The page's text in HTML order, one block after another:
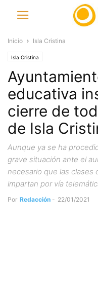
Inicio Isla Cristina
Isla Cristina
educativa
cierre de
de Isla
Aunque ya se ha
grave situación ante el
necesario que las clases
impartan por vía
Por Redacción - 22/01/2021